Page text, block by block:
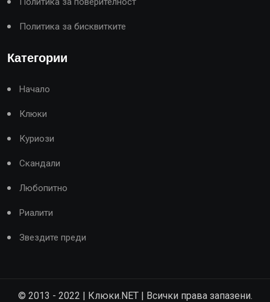
Политика за бисквитките
Категории
Начало
Клюки
Куриози
Скандали
Любопитно
Риалити
Звездите преди
© 2013 - 2022 | Клюки.NET | Всички права запазени.